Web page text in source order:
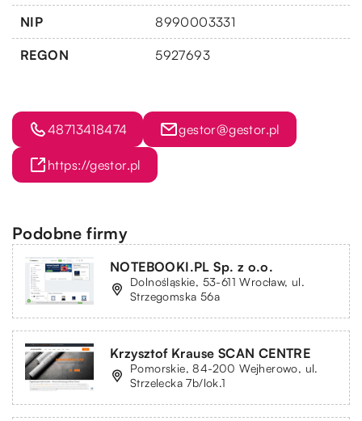
NIP 8990003331
REGON 5927693
48713418474 gestor@gestor.pl
https://gestor.pl
Podobne firmy
NOTEBOOKI.PL Sp. z o.o.
Dolnośląskie, 53-611 Wrocław, ul.
Strzegomska 56a
Krzysztof Krause SCAN CENTRE
Pomorskie, 84-200 Wejherowo, ul.
Strzelecka 7b/lok.1